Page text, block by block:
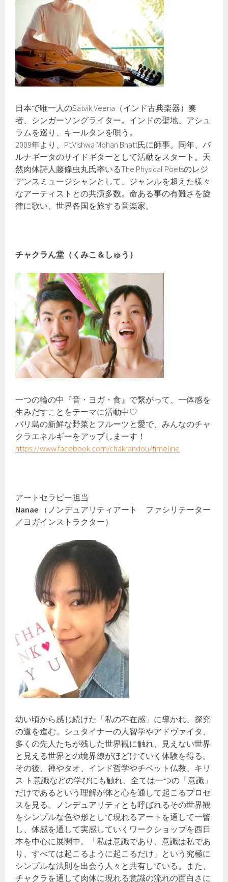
日本で唯一人のSatvik Veena（インド古典楽器）奏
者、シンガーソングライター。インドの聖地、アシュ
ラムを巡り、キールタンを唄う。
2009年より、Pt.Vishwa Mohan Bhatt氏に師事。同年、バ
ルナギータのサイドギターとして活動をスタート。天
然肉体詩人藤條虫丸氏率いるThe Physical Poetsのレジ
デンスミュージシャンとして、ジャンルを超えた様々
なアーティストとの共演多数。命ある事の有難さを旋
律に歌い、世界各国を旅する音楽家。
チャクラん堂（くみこ＆しゅう）
一つの輪の中『音・ヨガ・食』で繋がって、一体感を
生みだすことをテーマに活動中♡
バリ島の新鮮な野菜とフルーツと愛で、みんなのチャ
クラエネルギーをアップしまーす！
https://www.facebook.com/chakrandou/timeline
アートセラピー担当
Nanae （ノンデュアリティアート ファシリテーター
／ヨガインストラクター）
幼い頃から感じ続けた「私の不在感」に導かれ、探究
の道を進む。シュタイナーの人智学やアドヴァイタ、
多くの先人たちが残した世界観に触れ、見えない世界
と見える世界との境界線がほどけていく体験を得る。
その後、禅やタオ、インド哲学やチベット仏教、キリ
ス ト意識などの学びにも触れ、全ては一つの「意識」
だけであるという理解が体と心を通して起こるプロセ
スを見る。ノンデュアリティとも呼ばれるその世界観
をシンプルな色や形として現れるアートを通して一瞥
し、体感を通して実感していくワークショップを西日
本を中心に展開中。「私は意識であり、意識は私であ
り、すべては起こるように起こるだけ」という究極に
シンプルな法則を出会う人々と共有している。また、
チャクラを通して肉体に現れる意識の流れの面白さに